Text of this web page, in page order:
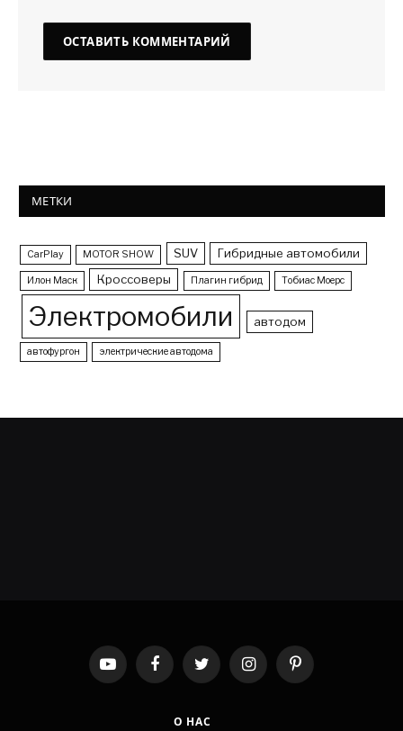
МЕТКИ
CarPlay MOTOR SHOW SUV Гибридные автомобили
Илон Маск Кроссоверы Плагин гибрид Тобиас Моерс
Электромобили автодом
автофургон электрические автодома
YouTubeFacebookTwitter InstagramPinterest
О НАС